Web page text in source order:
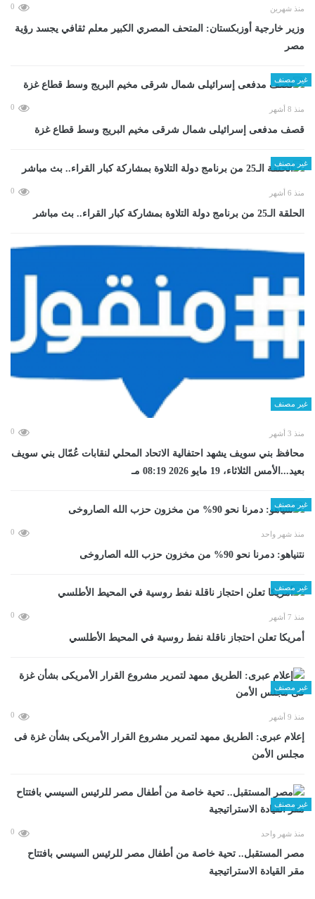
منذ شهرين 0
وزير خارجية أوزبكستان: المتحف المصري الكبير معلم ثقافي يجسد رؤية
مصر
غير مصنف
منذ 8 أشهر 0
قصف مدفعى إسرائيلى شمال شرقى مخيم البريج وسط قطاع غزة
غير مصنف
منذ 6 أشهر 0
الحلقة الـ25 من برنامج دولة التلاوة بمشاركة كبار القراء.. بث مباشر
غير مصنف
منذ 3 أشهر 0
محافظ بني سويف يشهد احتفالية الاتحاد المحلي لنقابات عُمّال بني سويف
بعيد...الأمس الثلاثاء، 19 مايو 2026 08:19 مـ
غير مصنف
منذ شهر واحد 0
نتنياهو: دمرنا نحو 90% من مخزون حزب الله الصاروخى
غير مصنف
منذ 7 أشهر 0
أمريكا تعلن احتجاز ناقلة نفط روسية في المحيط الأطلسي
غير مصنف
منذ 9 أشهر 0
إعلام عبرى: الطريق ممهد لتمرير مشروع القرار الأمريكى بشأن غزة فى
مجلس الأمن
غير مصنف
منذ شهر واحد 0
مصر المستقبل.. تحية خاصة من أطفال مصر للرئيس السيسي بافتتاح
مقر القيادة الاستراتيجية